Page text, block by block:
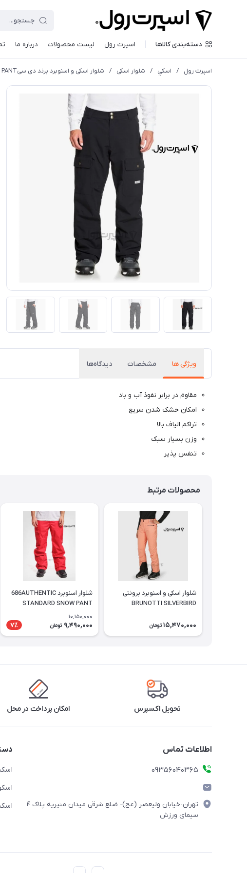
دسته‌بندی کالاها اسپرت رول لیست محصولات درباره ما
اسپرت رول / اسكي / شلوار اسکی / شلوار اسکی و اسنوبرد برند دی سیDC CODE ADYTP03005 SNOW PANT
ویژگی ها مشخصات دیدگاه‌ها
مقاوم در برابر نفوذ آب و باد
امکان خشک شدن سریع
تراکم الیاف بالا
وزن بسیار سبک
تنفس پذیر
محصولات مرتبط
شلوار اسکی و اسنوبرد برونتی
BRUNOTTI SILVERBIRD
DESERT FLOWER
15,470,000 تومان
شلوار اسنوبرد 686AUTHENTIC
STANDARD SNOW PANT
10,150,000
9,490,000 تومان 7٪
تحویل اکسپرس امکان پرداخت در محل
اطلاعات تماس
۰۹۳۵۶۰۴۰۳۶۵
تهران-خیابان ولیعصر (عج)- ضلع شرقی میدان منیریه پلاک ۴
سیمای ورزش